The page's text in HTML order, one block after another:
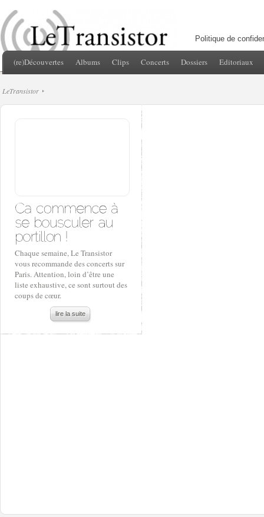
Politique de
(re)Découvertes Albums Clips Concerts Dossiers Editoriaux
LeTransistor
Chaque semaine, Le Transistor
vous recommande des concerts sur
Paris. Attention, loin d’être une
liste exhaustive, ce sont surtout des
coups de cœur.
lire la suite